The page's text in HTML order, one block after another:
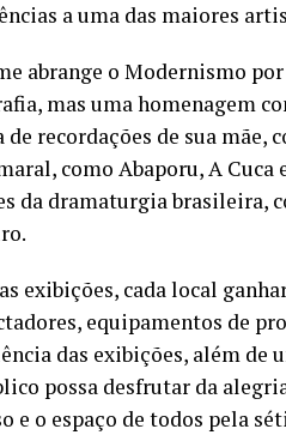
a uma das maiores
abrange o Modernismo
mas uma homenagem
de recordações de sua
como Abaporu, A Cuca
da dramaturgia brasileira,
exibições, cada local
equipamentos de
das exibições, além de
possa desfrutar da
e o espaço de todos pela